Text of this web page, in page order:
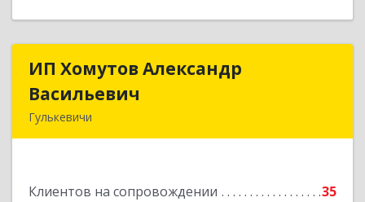
ИП Хомутов Александр
Васильевич
Гулькевичи
Клиентов на сопровождении 35
ИП Хомутов Александр
Подробнее